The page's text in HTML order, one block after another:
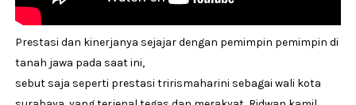
Prestasi dan kinerjanya sejajar dengan pemimpin pemimpin di
tanah jawa pada saat ini,
sebut saja seperti prestasi trirismaharini sebagai wali kota